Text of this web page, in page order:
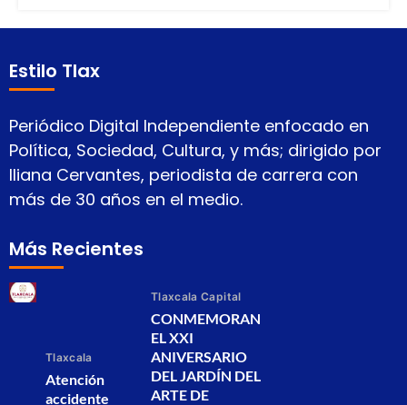
Estilo Tlax
Periódico Digital Independiente enfocado en
Política, Sociedad, Cultura, y más; dirigido por
Iliana Cervantes, periodista de carrera con
más de 30 años en el medio.
Más Recientes
Tlaxcala
Atención
accidente
Tlaxcala Capital
CONMEMORAN
EL XXI
ANIVERSARIO
DEL JARDÍN DEL
ARTE DE